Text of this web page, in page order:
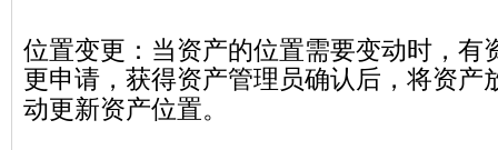
位置变更：当资产的位置需要变动时，有
更申请，获得资产管理员确认后，将资产
动更新资产位置。